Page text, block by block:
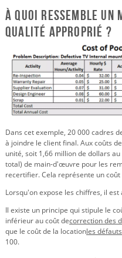
À quoi ressemble un
qualité approprié ?
Dans cet exemple, 20 000 cadres
à joindre le client final. Aux coûts
unité, soit 1,66 million de dollars
total) de main-d'œuvre pour les
recertifier. Cela représente un
Lorsqu'on expose les chiffres, il
Il existe un principe qui stipule le
inférieur au coût decorrection des
que le coût de la locationles
100.